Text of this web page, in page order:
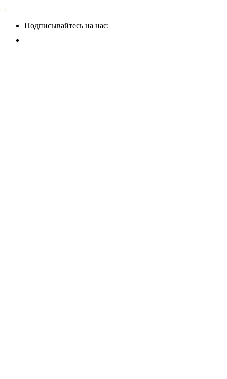
Подписывайтесь на нас: